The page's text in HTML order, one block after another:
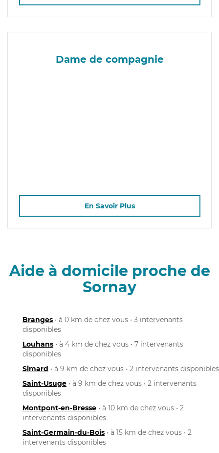
Dame de compagnie
En Savoir Plus
Aide à domicile proche de
Sornay
Branges • à 0 km de chez vous • 3 intervenants
disponibles
Louhans • à 4 km de chez vous • 7 intervenants
disponibles
Simard • à 9 km de chez vous • 2 intervenants disponibles
Saint-Usuge • à 9 km de chez vous • 2 intervenants
disponibles
Montpont-en-Bresse • à 10 km de chez vous • 2
intervenants disponibles
Saint-Germain-du-Bois • à 15 km de chez vous • 2
intervenants disponibles